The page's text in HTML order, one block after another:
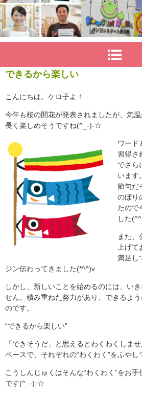
できるから楽しい
こんにちは。ケロ子よ！
今年も桜の開花が発表されましたが、気
長く楽しめそうですね(^_-)-☆
ワード
習得さ
でさら
います
節句だ
のぼり
たので
した
また、
上げ
満足し
ジン伝わってきました(*^^)v
しかし、新しいことを始めるのには、い
せん。積み重ねた努力があり、できるよ
のです。
“できるから楽しい”
「できそうだ」と思えるとわくわくしま
ペースで、それぞれの“わくわく”をふやし
こうしんじゅくはそんな“わくわく”をお
です(^_-)-☆